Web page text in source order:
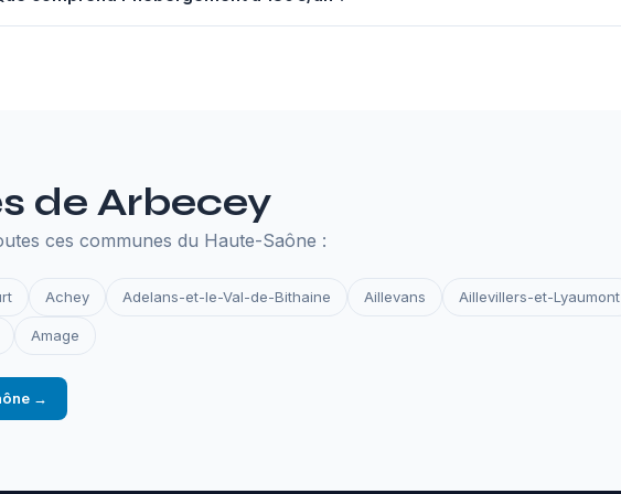
de Arbecey
ces communes du Haute-Saône :
Achey Adelans-et-le-Val-de-Bithaine Aillevans Aillevillers-et-Lyaumont
Amage
→